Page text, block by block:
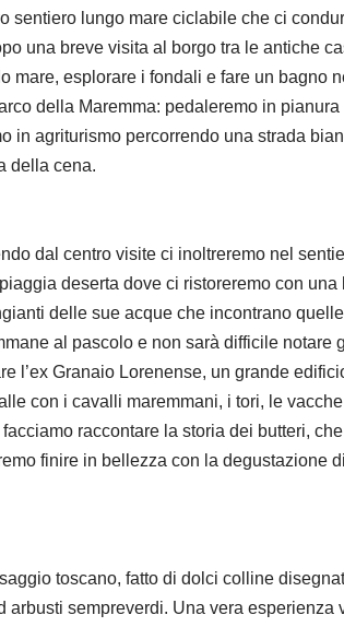
sentiero lungo mare ciclabile che ci
una breve visita al borgo tra le antiche
mare, esplorare i fondali e fare un bagno
della Maremma: pedaleremo in
in agriturismo percorrendo una strada
della cena.
dal centro visite ci inoltreremo nel
deserta dove ci ristoreremo con
delle sue acque che incontrano
al pascolo e non sarà difficile
l’ex Granaio Lorenense, un grande
con i cavalli maremmani, i tori, le
raccontare la storia dei butteri,
finire in bellezza con la degustazione
toscano, fatto di dolci colline
sempreverdi. Una vera